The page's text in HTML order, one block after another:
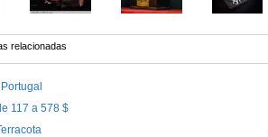
relacionadas
117 a 578 $